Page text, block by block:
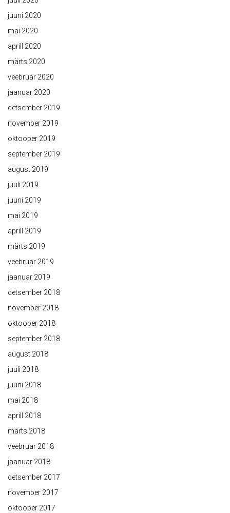
juuni 2020
mai 2020
aprill 2020
märts 2020
veebruar 2020
jaanuar 2020
detsember 2019
november 2019
oktoober 2019
september 2019
august 2019
juuli 2019
juuni 2019
mai 2019
aprill 2019
märts 2019
veebruar 2019
jaanuar 2019
detsember 2018
november 2018
oktoober 2018
september 2018
august 2018
juuli 2018
juuni 2018
mai 2018
aprill 2018
märts 2018
veebruar 2018
jaanuar 2018
detsember 2017
november 2017
oktoober 2017